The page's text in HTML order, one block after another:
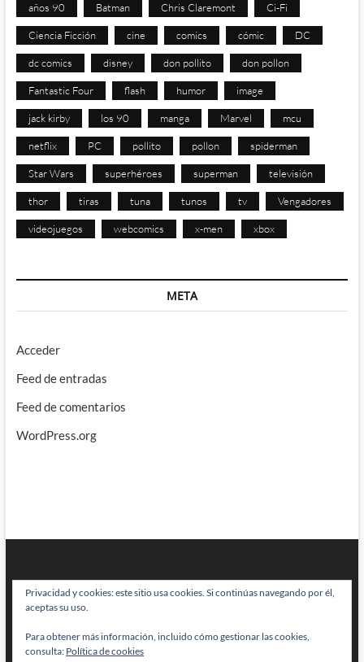
años 90 Batman Chris Claremont Ci-Fi
Ciencia Ficción cine comics cómic DC
dc comics disney don pollito don pollon
Fantastic Four flash humor image
jack kirby los 90 manga Marvel mcu
netflix PC pollito pollon spiderman
Star Wars superhéroes superman televisión
thor tiras tuna tunos tv Vengadores
videojuegos webcomics x-men xbox
META
Acceder
Feed de entradas
Feed de comentarios
WordPress.org
BRAINSTOMPING| Diseñado por:Theme Freesia|WordPress| © Todos
los derechos reservados
Privacidad y cookies: este sitio usa cookies. Si continúas navegando por él,
aceptas su uso.
Para obtener más información, incluido cómo gestionar las cookies,
consulta: Política de cookies